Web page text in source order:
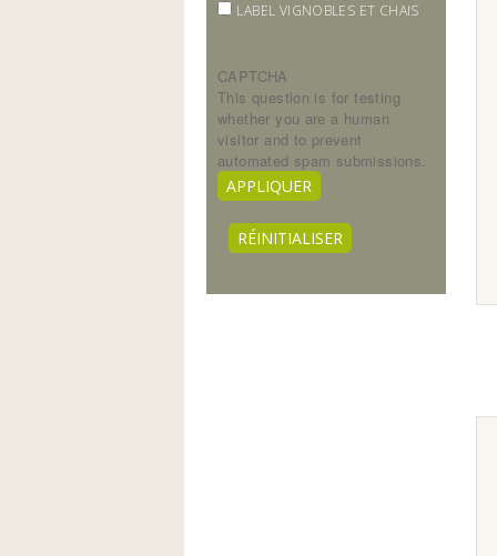
LABEL VIGNOBLES ET CHAIS
CAPTCHA
This question is for testing
whether you are a human
visitor and to prevent
automated spam submissions.